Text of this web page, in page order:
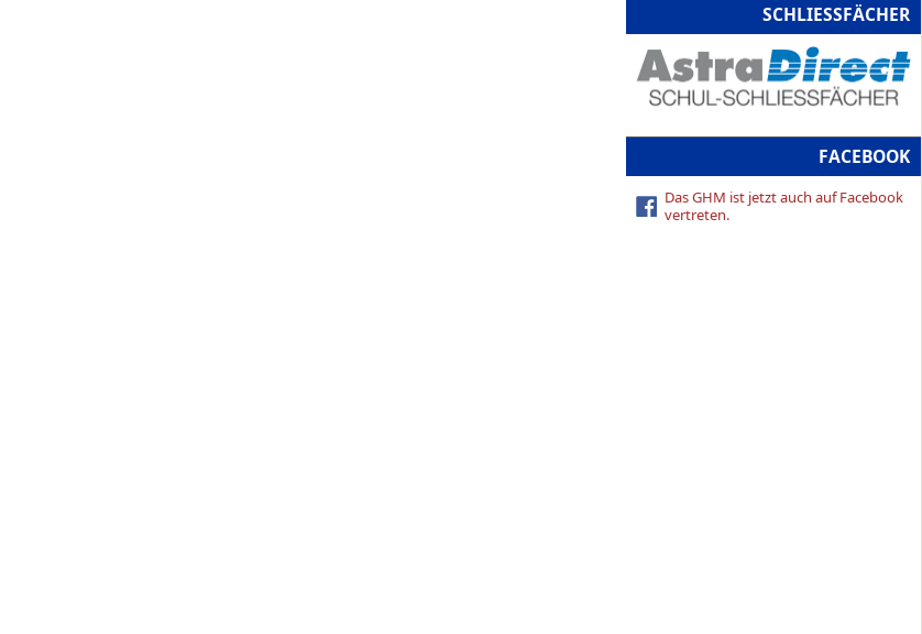
SCHLIESSFÄCHER
FACEBOOK
Das GHM ist jetzt auch auf Facebook
vertreten.